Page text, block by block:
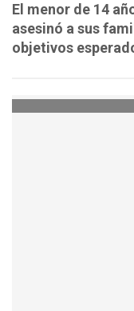
El menor de 14
asesinó a sus
objetivos